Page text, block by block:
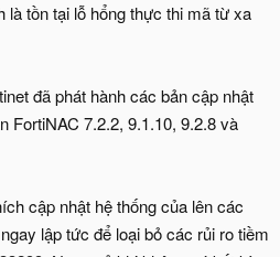
là tồn tại lỗ hổng thực thi mã từ xa
đã phát hành các bản cập nhật
FortiNAC 7.2.2, 9.1.10, 9.2.8 và
cập nhật hệ thống của lên các
lập tức để loại bỏ các rủi ro tiềm